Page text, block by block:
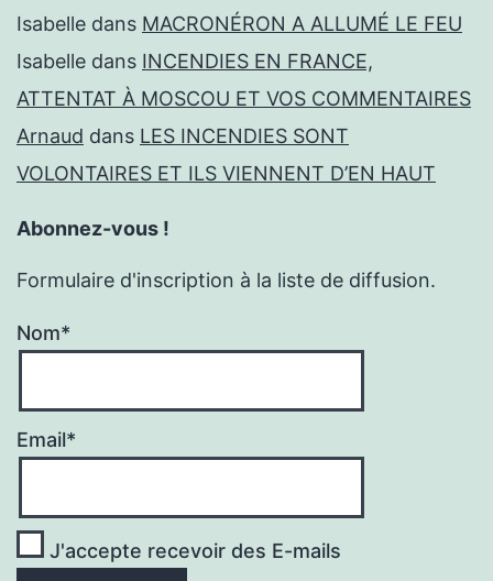
Isabelle dans MACRONÉRON A ALLUMÉ LE FEU
Isabelle dans INCENDIES EN FRANCE,
ATTENTAT À MOSCOU ET VOS COMMENTAIRES
Arnaud dans LES INCENDIES SONT
VOLONTAIRES ET ILS VIENNENT D’EN HAUT
Abonnez-vous !
Formulaire d'inscription à la liste de diffusion.
Nom*
Email*
J'accepte recevoir des E-mails